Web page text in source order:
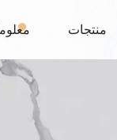
منتجات